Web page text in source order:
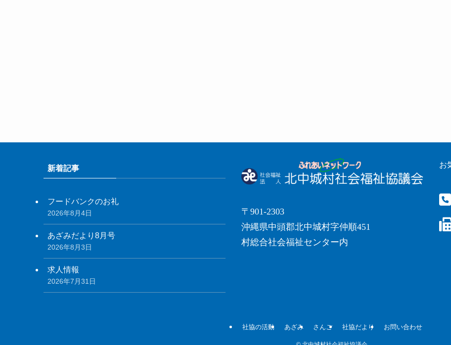
新着記事
フードバンクのお礼
2026年8月4日
あざみだより8月号
2026年8月3日
求人情報
2026年7月31日
〒901-2303
沖縄県中頭郡北中城村字仲順451
村総合社会福祉センター内
お
社協の活動 あざみ さんご 社協だより お問い合わせ